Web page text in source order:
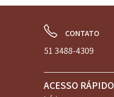
CONTATO
51 3488-4309
ACESSO RÁPIDO